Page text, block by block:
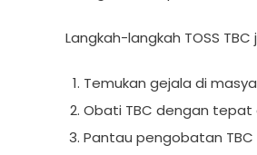
Langkah-langkah TOSS
Temukan gejala di
Obati TBC dengan
Pantau pengobatan